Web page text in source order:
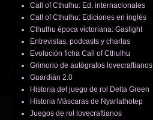
Call of Cthulhu: Ed. internacionales
Call of Cthulhu: Ediciones en inglés
Cthulhu época victoriana: Gaslight
Entrevistas, podcasts y charlas
Evolución ficha Call of Cthulhu
Grimorio de autógrafos lovecraftianos
Guardián 2.0
Historia del juego de rol Delta Green
Historia Máscaras de Nyarlathotep
Juegos de rol lovecraftianos